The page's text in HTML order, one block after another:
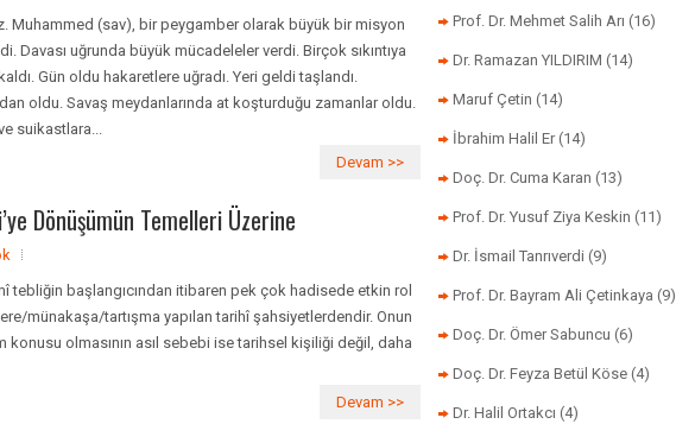
Muhammed (sav), bir peygamber olarak büyük bir misyon
Davası uğrunda büyük mücadeleler verdi. Birçok sıkıntıya
Gün oldu hakaretlere uğradı. Yeri geldi taşlandı.
oldu. Savaş meydanlarında at koşturduğu zamanlar oldu.
ve suikastlara...
Devam >>
Dönüşümün Temelleri Üzerine
tebliğin başlangıcından itibaren pek çok hadisede etkin rol
münakaşa/tartışma yapılan tarihî şahsiyetlerdendir. Onun
olmasının asıl sebebi ise tarihsel kişiliği değil, daha
Devam >>
Prof. Dr. Mehmet Salih Arı (16)
Dr. Ramazan YILDIRIM (14)
Maruf Çetin (14)
İbrahim Halil Er (14)
Doç. Dr. Cuma Karan (13)
Prof. Dr. Yusuf Ziya Keskin (11)
Dr. İsmail Tanrıverdi (9)
Prof. Dr. Bayram Ali Çetinkaya (9)
Doç. Dr. Ömer Sabuncu (6)
Doç. Dr. Feyza Betül Köse (4)
Dr. Halil Ortakcı (4)